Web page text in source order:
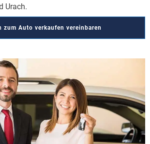
Urach.
zum Auto verkaufen vereinbaren